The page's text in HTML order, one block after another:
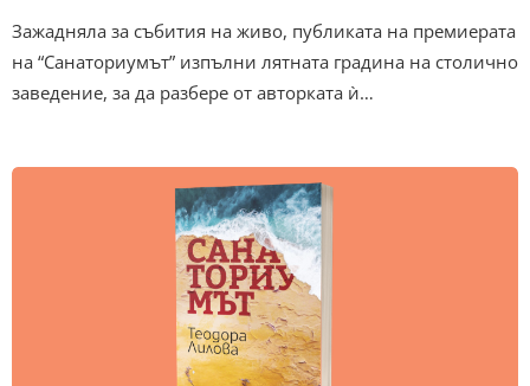
Зажадняла за събития на живо, публиката на премиерата
на “Санаториумът” изпълни лятната градина на столично
заведение, за да разбере от авторката ѝ…